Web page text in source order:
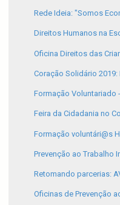
Rede Ideia: "Somos
Direitos Humanos na
Oficina Direitos das
Coração Solidário
Formação Voluntariado -
Feira da Cidadania no
Formação voluntári@s
Prevenção ao Trabalho
Retomando parcerias:
Oficinas de Prevenção